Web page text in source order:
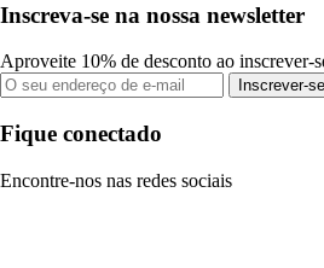
Inscreva-se na nossa newsletter
Aproveite 10% de desconto ao inscrever-
Inscrever-se
Fique conectado
Encontre-nos nas redes sociais